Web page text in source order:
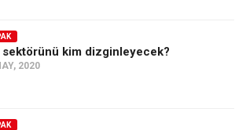
sektörünü kim dizginleyecek?
2020